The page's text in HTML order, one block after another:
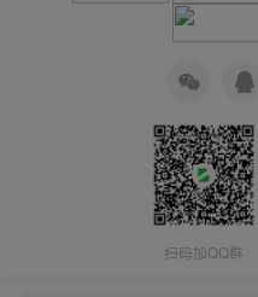
扫码加QQ群